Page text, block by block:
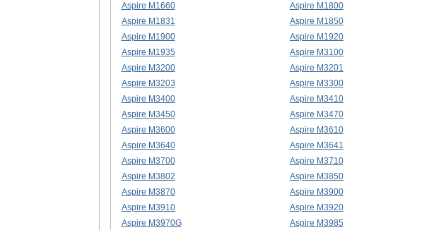
Aspire M1660
Aspire M1800
Aspire M1831
Aspire M1850
Aspire M1900
Aspire M1920
Aspire M1935
Aspire M3100
Aspire M3200
Aspire M3201
Aspire M3203
Aspire M3300
Aspire M3400
Aspire M3410
Aspire M3450
Aspire M3470
Aspire M3600
Aspire M3610
Aspire M3640
Aspire M3641
Aspire M3700
Aspire M3710
Aspire M3802
Aspire M3850
Aspire M3870
Aspire M3900
Aspire M3910
Aspire M3920
Aspire M3970G
Aspire M3985